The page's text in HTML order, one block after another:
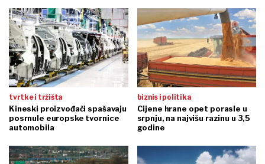
tvrtke i tržišta
Kineski proizvođači spašavaju
posrnule europske tvornice
automobila
biznis i politika
Cijene hrane opet porasle u
srpnju, na najvišu razinu u 3,5
godine